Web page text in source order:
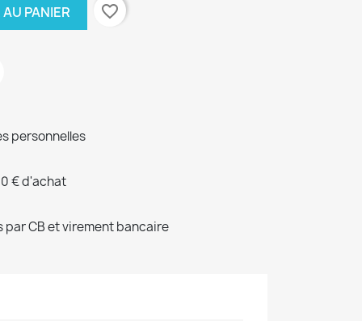
PANIER favorite_border
personnelles
€ d'achat
CB et virement bancaire